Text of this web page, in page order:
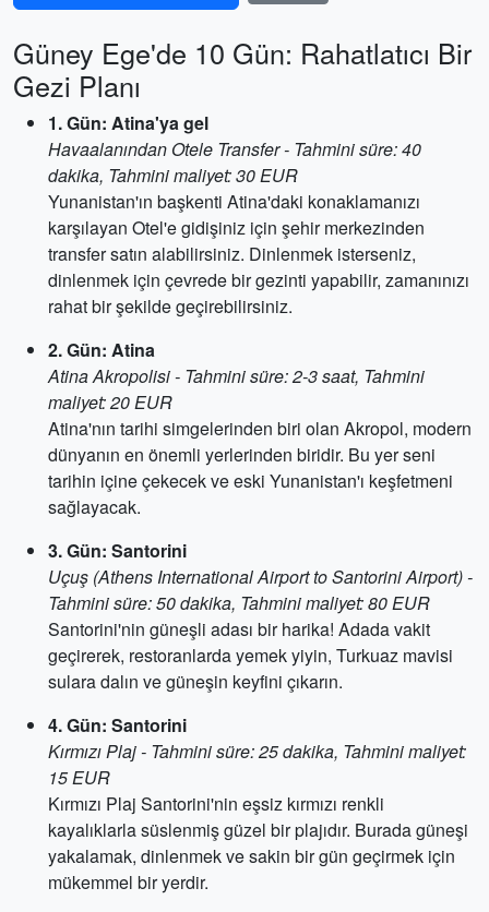
Güney Ege'de 10 Gün: Rahatlatıcı Bir
Gezi Planı
1. Gün: Atina'ya gel
Havaalanından Otele Transfer - Tahmini süre: 40
dakika, Tahmini maliyet: 30 EUR
Yunanistan'ın başkenti Atina'daki konaklamanızı
karşılayan Otel'e gidişiniz için şehir merkezinden
transfer satın alabilirsiniz. Dinlenmek isterseniz,
dinlenmek için çevrede bir gezinti yapabilir, zamanınızı
rahat bir şekilde geçirebilirsiniz.
2. Gün: Atina
Atina Akropolisi - Tahmini süre: 2-3 saat, Tahmini
maliyet: 20 EUR
Atina'nın tarihi simgelerinden biri olan Akropol, modern
dünyanın en önemli yerlerinden biridir. Bu yer seni
tarihin içine çekecek ve eski Yunanistan'ı keşfetmeni
sağlayacak.
3. Gün: Santorini
Uçuş (Athens International Airport to Santorini Airport) -
Tahmini süre: 50 dakika, Tahmini maliyet: 80 EUR
Santorini'nin güneşli adası bir harika! Adada vakit
geçirerek, restoranlarda yemek yiyin, Turkuaz mavisi
sulara dalın ve güneşin keyfini çıkarın.
4. Gün: Santorini
Kırmızı Plaj - Tahmini süre: 25 dakika, Tahmini maliyet:
15 EUR
Kırmızı Plaj Santorini'nin eşsiz kırmızı renkli
kayalıklarla süslenmiş güzel bir plajıdır. Burada güneşi
yakalamak, dinlenmek ve sakin bir gün geçirmek için
mükemmel bir yerdir.